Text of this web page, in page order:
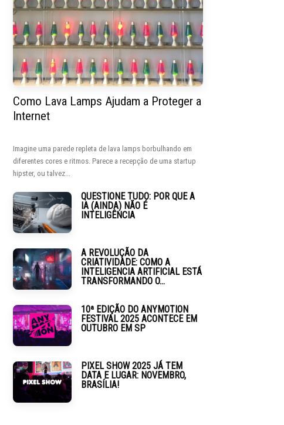
Como Lava Lamps Ajudam a Proteger a
Internet
Imagine uma parede repleta de lava lamps borbulhando em
diferentes cores e ritmos. Parece a recepção de uma startup
hipster, ou talvez...
QUESTIONE TUDO: POR QUE A
IA (AINDA) NÃO É
INTELIGÊNCIA
A REVOLUÇÃO DA
CRIATIVIDADE: COMO A
INTELIGENCIA ARTIFICIAL ESTÁ
TRANSFORMANDO O...
10ª EDIÇÃO DO ANYMOTION
FESTIVAL 2025 ACONTECE EM
OUTUBRO EM SP
PIXEL SHOW 2025 JÁ TEM
DATA E LUGAR: NOVEMBRO,
BRASÍLIA!